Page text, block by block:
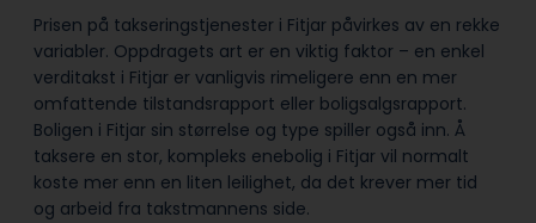
Prisen på takseringstjenester i Fitjar påvirkes av en rekke
variabler. Oppdragets art er en viktig faktor – en enkel
verditakst i Fitjar er vanligvis rimeligere enn en mer
omfattende tilstandsrapport eller boligsalgsrapport.
Boligen i Fitjar sin størrelse og type spiller også inn. Å
taksere en stor, kompleks enebolig i Fitjar vil normalt
koste mer enn en liten leilighet, da det krever mer tid
og arbeid fra takstmannens side.